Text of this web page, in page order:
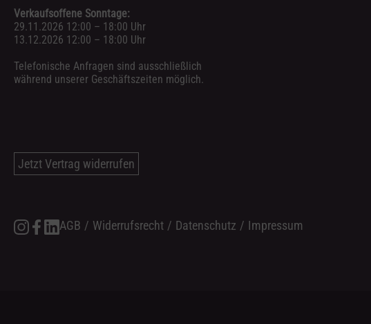
Verkaufsoffene Sonntage:
29.11.2026 12:00 – 18:00 Uhr
13.12.2026 12:00 – 18:00 Uhr
Telefonische Anfragen sind ausschließlich
während unserer Geschäftszeiten möglich.
Jetzt Vertrag widerrufen
AGB / Widerrufsrecht / Datenschutz / Impressum